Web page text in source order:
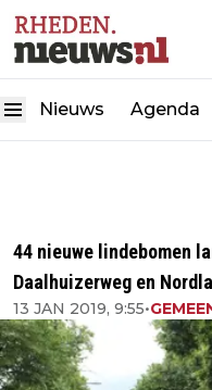
Nieuws Agenda
44 nieuwe lindebomen
Daalhuizerweg en
13 JAN 2019, 9:55•